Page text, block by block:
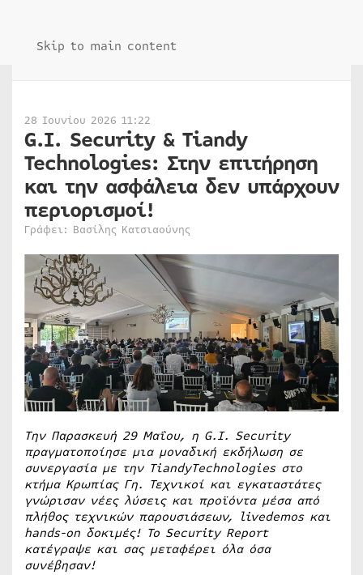
Skip to main content
28 Ιουνίου 2026 11:22
G.I. Security & Tiandy
Technologies: Στην επιτήρηση
και την ασφάλεια δεν υπάρχουν
περιορισμοί!
Γράφει: Βασίλης Κατσιαούνης
Την Παρασκευή 29 Μαΐου, η G.I. Security
πραγματοποίησε μια μοναδική εκδήλωση σε
συνεργασία με την TiandyTechnologies στο
κτήμα Κρωπίας Γη. Τεχνικοί και εγκαταστάτες
γνώρισαν νέες λύσεις και προϊόντα μέσα από
πλήθος τεχνικών παρουσιάσεων, livedemos και
hands-on δοκιμές! Το Security Report
κατέγραψε και σας μεταφέρει όλα όσα
συνέβησαν!